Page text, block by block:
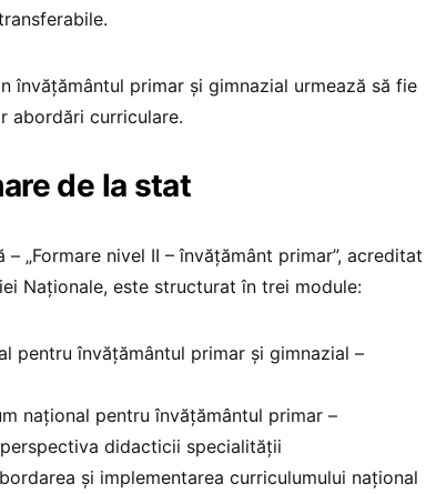
învățământul primar și gimnazial urmează să fie
abordări curriculare.
de la stat
„Formare nivel II – învățământ primar”, acreditat
Naționale, este structurat în trei module:
pentru învățământul primar și gimnazial –
naţional pentru învăţământul primar –
didacticii specialităţii
și implementarea curriculumului naţional